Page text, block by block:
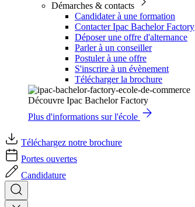
Démarches & contacts
Candidater à une formation
Contacter Ipac Bachelor Factory
Déposer une offre d'alternance
Parler à un conseiller
Postuler à une offre
S'inscrire à un évènement
Télécharger la brochure
Découvre Ipac Bachelor Factory
Plus d'informations sur l'école
Téléchargez notre brochure
Portes ouvertes
Candidature